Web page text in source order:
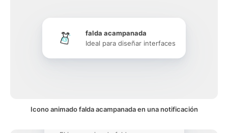
falda acampanada
Ideal para diseñar interfaces
Icono animado falda acampanada en una notificación